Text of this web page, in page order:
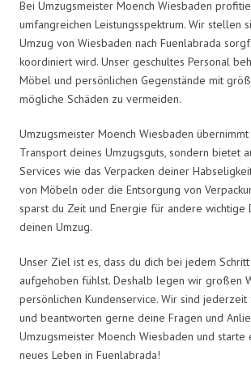
Bei Umzugsmeister Moench Wiesbaden
umfangreichen Leistungsspektrum. Wir stellen
Umzug von Wiesbaden nach Fuenlabrada
koordiniert wird. Unser geschultes Personal
Möbel und persönlichen Gegenstände mit
mögliche Schäden zu vermeiden.
Umzugsmeister Moench Wiesbaden
Transport deines Umzugsguts, sondern bietet
Services wie das Verpacken deiner
von Möbeln oder die Entsorgung von
sparst du Zeit und Energie für andere wichtige
deinen Umzug.
Unser Ziel ist es, dass du dich bei jedem
aufgehoben fühlst. Deshalb legen wir großen
persönlichen Kundenservice. Wir sind
und beantworten gerne deine Fragen und
Umzugsmeister Moench Wiesbaden und starte
neues Leben in Fuenlabrada!